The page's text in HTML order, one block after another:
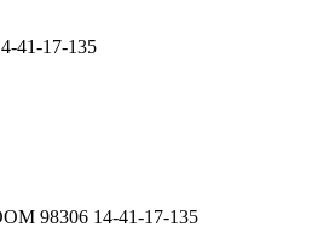
41-17-135
98306 14-41-17-135